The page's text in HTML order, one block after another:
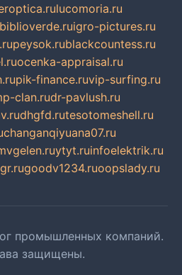
lucomoria.ru
biblioverde.ruigro-pictures.ru
peysok.rublackcountess.ru
ocenka-appraisal.ru
pik-finance.ruvip-surfing.ru
clan.rudr-pavlush.ru
dhgfd.rutesotomeshell.ru
changanqiyuana07.ru
ytyt.ruinfoelektrik.ru
goodv1234.ruoopslady.ru
промышленных компаний.
защищены.